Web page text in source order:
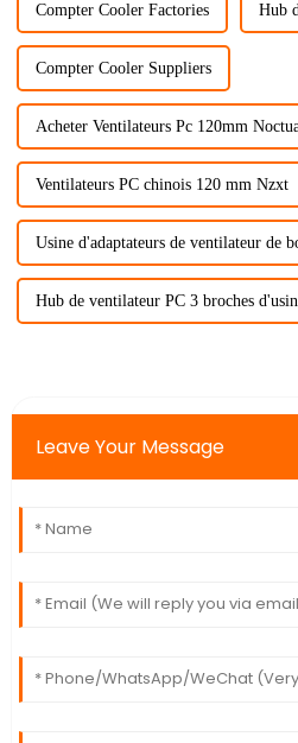
Compter Cooler Factories Hub
Compter Cooler Suppliers
Acheter Ventilateurs Pc 120mm
Ventilateurs PC chinois 120 mm Nzxt
Usine d'adaptateurs de ventilateur de
Hub de ventilateur PC 3 broches
Leave Your Message